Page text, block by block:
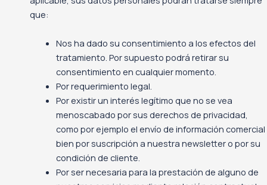
que:
Nos ha dado su consentimiento a los efectos del
tratamiento. Por supuesto podrá retirar su
consentimiento en cualquier momento.
Por requerimiento legal.
Por existir un interés legítimo que no se vea
menoscabado por sus derechos de privacidad,
como por ejemplo el envío de información comercial
bien por suscripción a nuestra newsletter o por su
condición de cliente.
Por ser necesaria para la prestación de alguno de